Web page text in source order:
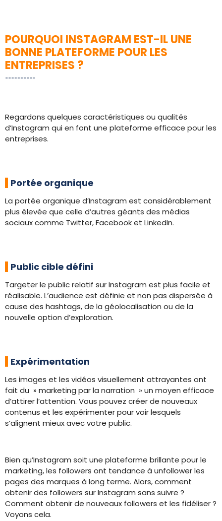
POURQUOI INSTAGRAM EST-IL UNE
BONNE PLATEFORME POUR LES
ENTREPRISES ?
Regardons quelques caractéristiques ou qualités
d’Instagram qui en font une plateforme efficace pour les
entreprises.
Portée organique
La portée organique d’Instagram est considérablement
plus élevée que celle d’autres géants des médias
sociaux comme Twitter, Facebook et LinkedIn.
Public cible défini
Targeter le public relatif sur Instagram est plus facile et
réalisable. L’audience est définie et non pas dispersée à
cause des hashtags, de la géolocalisation ou de la
nouvelle option d’exploration.
Expérimentation
Les images et les vidéos visuellement attrayantes ont
fait du » marketing par la narration » un moyen efficace
d’attirer l’attention. Vous pouvez créer de nouveaux
contenus et les expérimenter pour voir lesquels
s’alignent mieux avec votre public.
Bien qu’Instagram soit une plateforme brillante pour le
marketing, les followers ont tendance à unfollower les
pages des marques à long terme. Alors, comment
obtenir des followers sur Instagram sans suivre ?
Comment obtenir de nouveaux followers et les fidéliser ?
Voyons cela.